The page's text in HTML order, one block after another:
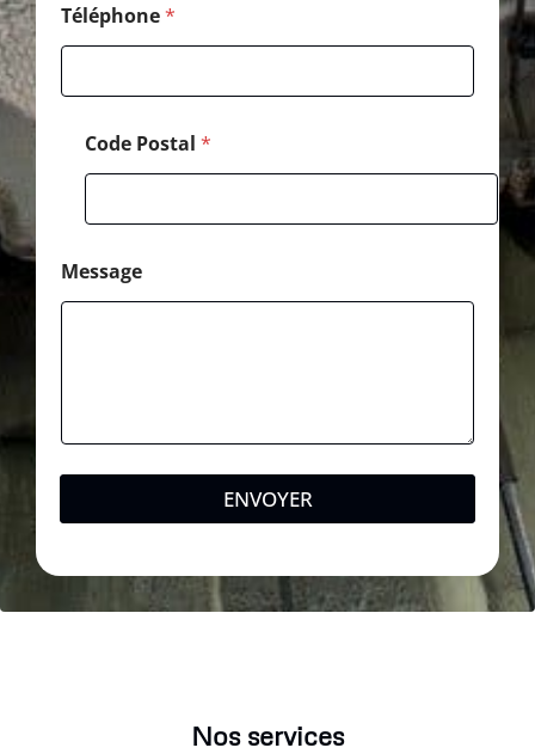
Téléphone*
Code Postal *
Message
ENVOYER
Nos services